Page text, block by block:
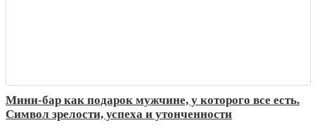
Мини-бар как подарок мужчине, у которого все есть.
Символ зрелости, успеха и утонченности